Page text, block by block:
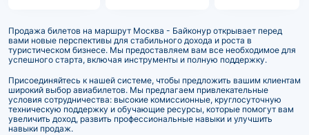
Продажа билетов на маршрут Москва - Байконур открывает перед
вами новые перспективы для стабильного дохода и роста в
туристическом бизнесе. Мы предоставляем вам все необходимое для
успешного старта, включая инструменты и полную поддержку.
Присоединяйтесь к нашей системе, чтобы предложить вашим клиентам
широкий выбор авиабилетов. Мы предлагаем привлекательные
условия сотрудничества: высокие комиссионные, круглосуточную
техническую поддержку и обучающие ресурсы, которые помогут вам
увеличить доход, развить профессиональные навыки и улучшить
навыки продаж.